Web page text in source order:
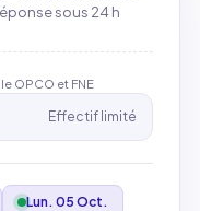
sous 24 h
OPCO et FNE
Effectif limité
Lun. 05 Oct.